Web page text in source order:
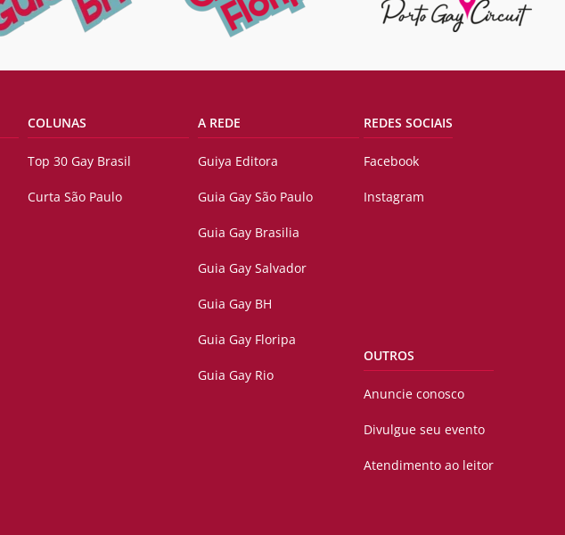
COLUNAS
Top 30 Gay Brasil
Curta São Paulo
A REDE
Guiya Editora
Guia Gay São Paulo
Guia Gay Brasilia
Guia Gay Salvador
Guia Gay BH
Guia Gay Floripa
Guia Gay Rio
REDES SOCIAIS
Facebook
Instagram
OUTROS
Anuncie conosco
Divulgue seu evento
Atendimento ao leitor